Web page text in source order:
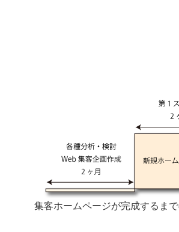
集客ホームページが完成するま